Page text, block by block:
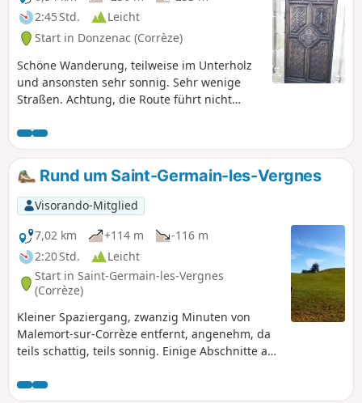
2:45 Std.
Leicht
Start in Donzenac (Corrèze)
Schöne Wanderung, teilweise im Unterholz
und ansonsten sehr sonnig. Sehr wenige
Straßen. Achtung, die Route führt nicht
dessen Besichtigung kostenpflichtig ist.
Rund um Saint-Germain-les-Vergnes
Visorando-Mitglied
7,02 km
+114 m
-116 m
2:20 Std.
Leicht
Start in Saint-Germain-les-Vergnes
(Corrèze)
Kleiner Spaziergang, zwanzig Minuten von
Malemort-sur-Corrèze entfernt, angenehm, da
teils schattig, teils sonnig. Einige Abschnitte auf